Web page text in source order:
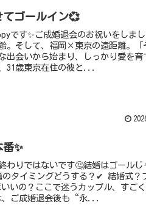
ゴールイン💞
です✨ご成婚退会のお祝いをしま
。そして、福岡×東京の遠距離。「
出会いから始まり、しっかり愛を育
31歳東京在住の彼と...
✨
わりではないです🤔結婚はゴールじ
タイミングどうする？✔ 結婚式？
いの？ここで迷うカップル、すご
、ご成婚退会後も“永...